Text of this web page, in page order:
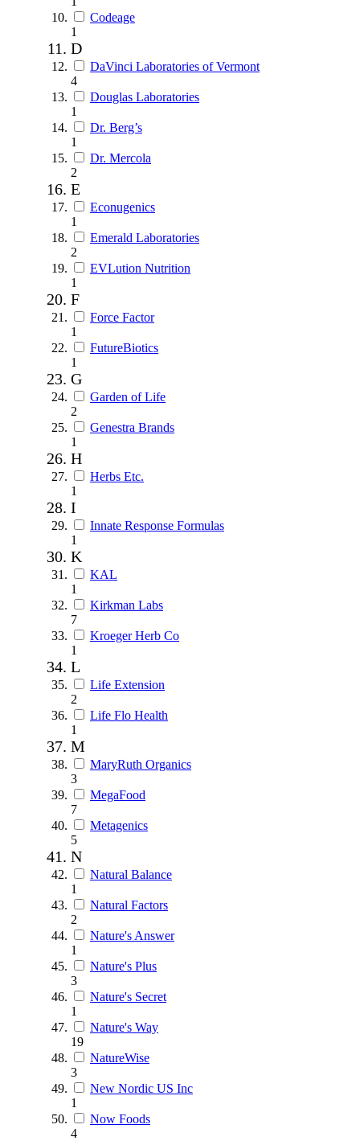
Codeage
1
D
DaVinci Laboratories of Vermont
4
Douglas Laboratories
1
Dr. Berg’s
1
Dr. Mercola
2
E
Econugenics
1
Emerald Laboratories
2
EVLution Nutrition
1
F
Force Factor
1
FutureBiotics
1
G
Garden of Life
2
Genestra Brands
1
H
Herbs Etc.
1
I
Innate Response Formulas
1
K
KAL
1
Kirkman Labs
7
Kroeger Herb Co
1
L
Life Extension
2
Life Flo Health
1
M
MaryRuth Organics
3
MegaFood
7
Metagenics
5
N
Natural Balance
1
Natural Factors
2
Nature's Answer
1
Nature's Plus
3
Nature's Secret
1
Nature's Way
19
NatureWise
3
New Nordic US Inc
1
Now Foods
4